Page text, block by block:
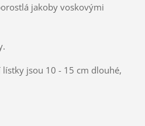
jakoby voskovými
jsou 10 - 15 cm dlouhé,